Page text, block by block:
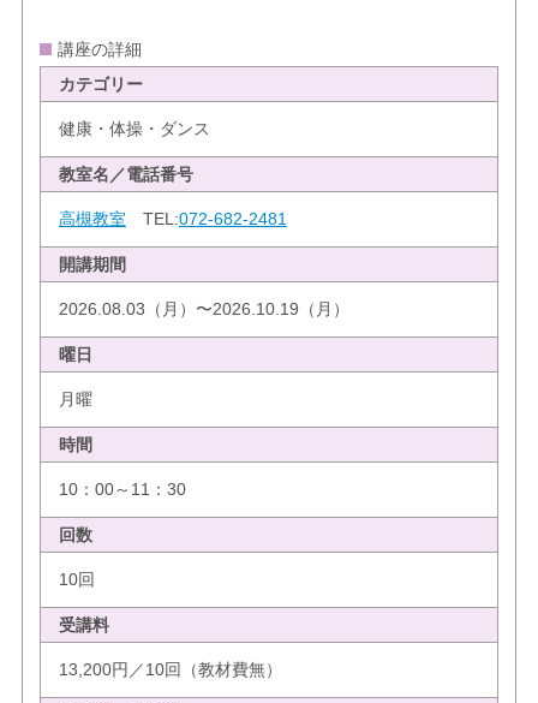
講座の詳細
カテゴリー
健康・体操・ダンス
教室名／電話番号
高槻教室 TEL:072-682-2481
開講期間
2026.08.03（月）〜2026.10.19（月）
曜日
月曜
時間
10：00～11：30
回数
10回
受講料
13,200円／10回（教材費無）